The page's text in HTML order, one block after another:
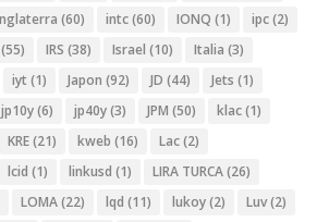
(60) intc(60) IONQ (1) ipc(2)
(55) IRS (38) Israel (10) Italia (3)
iyt (1) Japon (92) JD (44) Jets (1)
jp10y(6) jp40y(3) JPM (50) klac(1)
KRE(21) kweb (16) Lac(2)
lcid (1) linkusd (1) LIRA TURCA(26)
LOMA(22) lqd (11) lukoy(2) Luv(2)